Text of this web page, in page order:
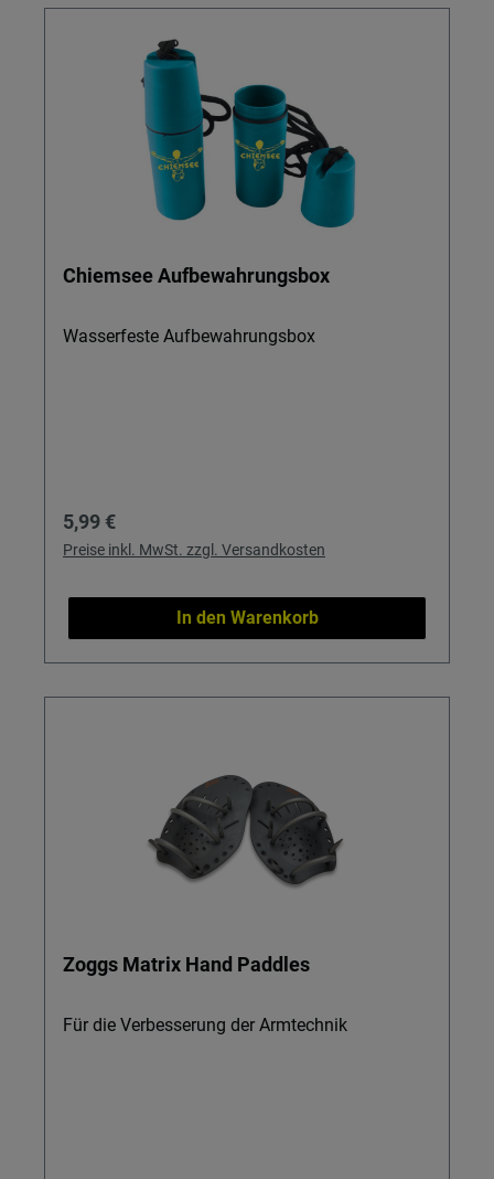
Chiemsee Aufbewahrungsbox
Wasserfeste Aufbewahrungsbox
Regulärer Preis:
5,99 €
Preise inkl. MwSt. zzgl. Versandkosten
In den Warenkorb
Zoggs Matrix Hand Paddles
Für die Verbesserung der Armtechnik